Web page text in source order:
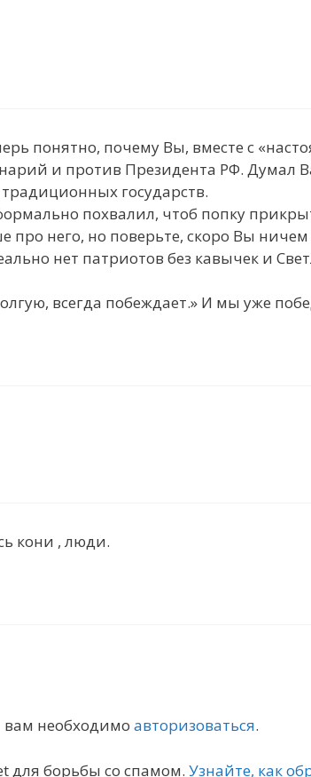
понятно, почему Вы, вместе с
и против Президента РФ. Думал
государств.
похвалил, чтоб попку
про него, но поверьте, скоро Вы
нет патриотов без кавычек и
всегда побеждает.» И мы уже
кони , люди.
необходимо авторизоваться.
для борьбы со спамом. Узнайте, как